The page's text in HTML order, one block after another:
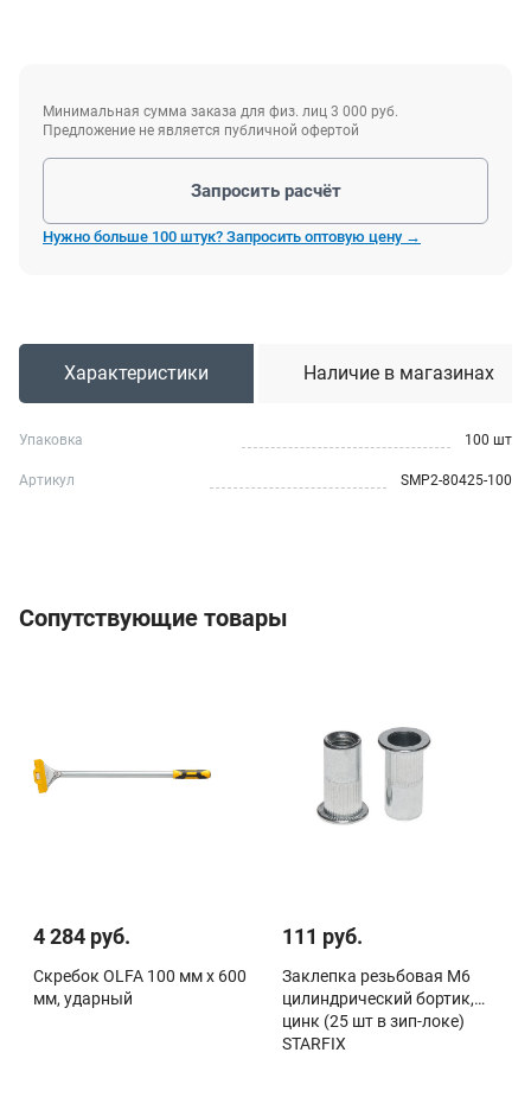
Минимальная сумма заказа для физ. лиц 3 000 руб.
Предложение не является публичной офертой
Запросить расчёт
Нужно больше 100 штук? Запросить оптовую цену →
Характеристики Наличие в магазинах
Упаковка 100 шт
Артикул SMP2-80425-100
Сопутствующие товары
4 284 руб.
Скребок OLFA 100 мм х 600
мм, ударный
111 руб.
Заклепка резьбовая М6
цилиндрический бортик,
цинк (25 шт в зип-локе)
STARFIX